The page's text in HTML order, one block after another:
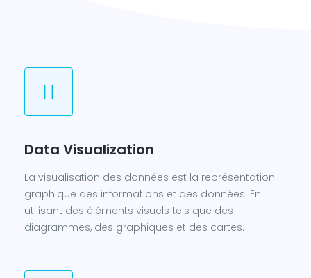
Data Visualization
La visualisation des données est la représentation
graphique des informations et des données. En
utilisant des éléments visuels tels que des
diagrammes, des graphiques et des cartes.